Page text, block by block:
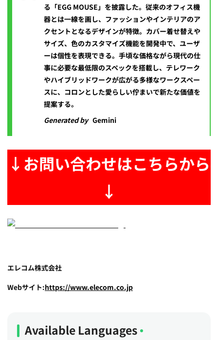
る「EGG MOUSE」を披露した。従来のオフィス機
器とは一線を画し、ファッションやインテリアのア
クセントとなるデザインが特徴。カバー着せ替えや
サイズ、色のカスタマイズ機能を開発中で、ユーザ
ーは個性を表現できる。手頃な価格ながら現代の仕
事に必要な最低限のスペックを搭載し、テレワーク
やハイブリッドワークが広がる多様なワークスペー
スに、コロンとした愛らしい佇まいで新たな価値を
提案する。
Generated by Gemini
↓お問い合わせはこちらから
↓
エレコム株式会社
Webサイト:https://www.elecom.co.jp
Available Languages